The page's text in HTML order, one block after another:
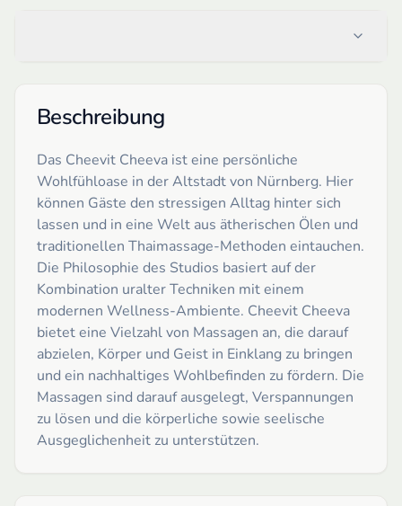
Beschreibung
Das Cheevit Cheeva ist eine persönliche
Wohlfühloase in der Altstadt von Nürnberg. Hier
können Gäste den stressigen Alltag hinter sich
lassen und in eine Welt aus ätherischen Ölen und
traditionellen Thaimassage-Methoden eintauchen.
Die Philosophie des Studios basiert auf der
Kombination uralter Techniken mit einem
modernen Wellness-Ambiente. Cheevit Cheeva
bietet eine Vielzahl von Massagen an, die darauf
abzielen, Körper und Geist in Einklang zu bringen
und ein nachhaltiges Wohlbefinden zu fördern. Die
Massagen sind darauf ausgelegt, Verspannungen
zu lösen und die körperliche sowie seelische
Ausgeglichenheit zu unterstützen.